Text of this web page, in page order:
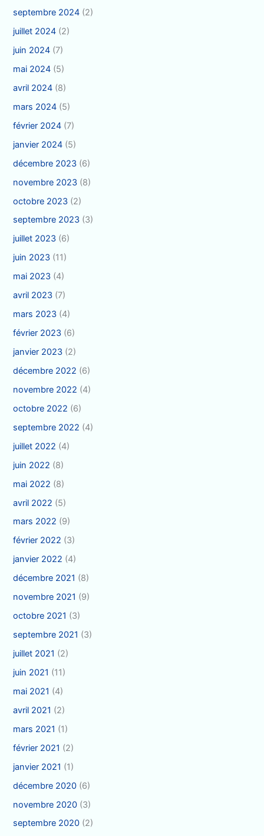
septembre 2024 (2)
juillet 2024 (2)
juin 2024 (7)
mai 2024 (5)
avril 2024 (8)
mars 2024 (5)
février 2024 (7)
janvier 2024 (5)
décembre 2023 (6)
novembre 2023 (8)
octobre 2023 (2)
septembre 2023 (3)
juillet 2023 (6)
juin 2023 (11)
mai 2023 (4)
avril 2023 (7)
mars 2023 (4)
février 2023 (6)
janvier 2023 (2)
décembre 2022 (6)
novembre 2022 (4)
octobre 2022 (6)
septembre 2022 (4)
juillet 2022 (4)
juin 2022 (8)
mai 2022 (8)
avril 2022 (5)
mars 2022 (9)
février 2022 (3)
janvier 2022 (4)
décembre 2021 (8)
novembre 2021 (9)
octobre 2021 (3)
septembre 2021 (3)
juillet 2021 (2)
juin 2021 (11)
mai 2021 (4)
avril 2021 (2)
mars 2021 (1)
février 2021 (2)
janvier 2021 (1)
décembre 2020 (6)
novembre 2020 (3)
septembre 2020 (2)